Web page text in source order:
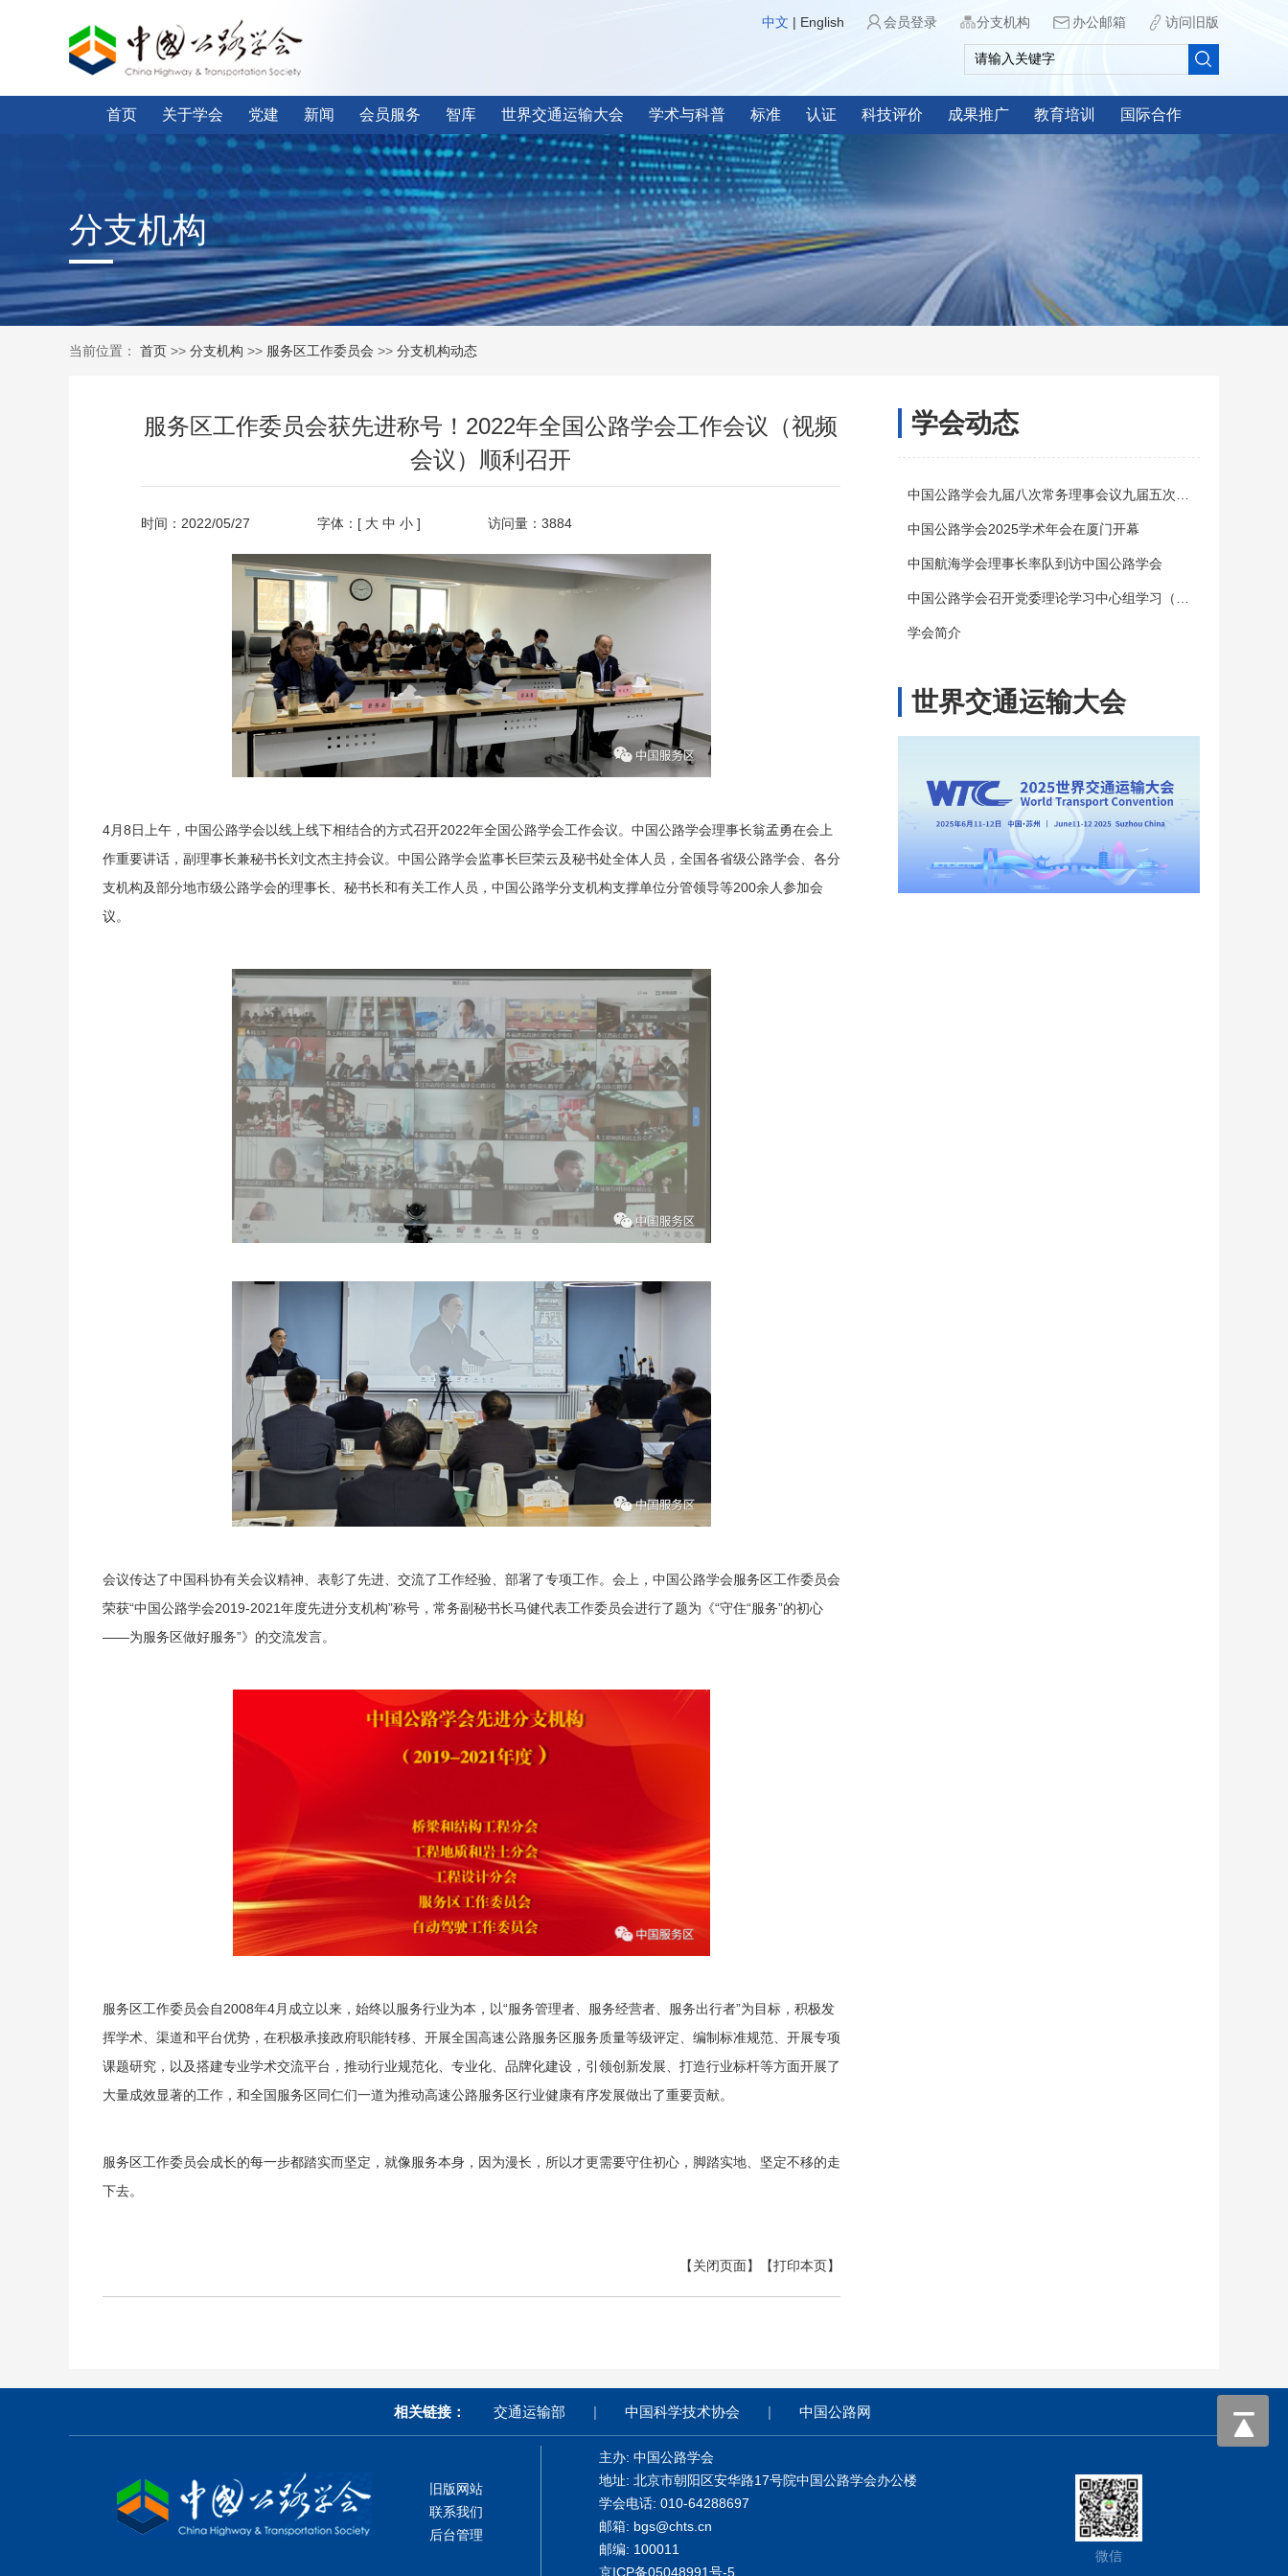
中文 | English 会员登录 分支机构 办公邮箱 访问旧版
首页 关于学会 党建 新闻 会员服务 智库 世界交通运输大会 学术与科普 标准 认证 科技评价 成果推广 教育培训 国际合作
分支机构
当前位置： 首页 >> 分支机构 >> 服务区工作委员会 >> 分支机构动态
服务区工作委员会获先进称号！2022年全国公路学会工作会议（视频
会议）顺利召开
时间：2022/05/27 字体：[ 大 中 小 ] 访问量： 3884
4月8日上午，中国公路学会以线上线下相结合的方式召开2022年全国公路学会工作会议。中国公路学会理事长翁孟勇在会上
作重要讲话，副理事长兼秘书长刘文杰主持会议。中国公路学会监事长巨荣云及秘书处全体人员，全国各省级公路学会、各分
支机构及部分地市级公路学会的理事长、秘书长和有关工作人员，中国公路学分支机构支撑单位分管领导等200余人参加会
议。
会议传达了中国科协有关会议精神、表彰了先进、交流了工作经验、部署了专项工作。会上，中国公路学会服务区工作委员会
荣获“中国公路学会2019-2021年度先进分支机构”称号，常务副秘书长马健代表工作委员会进行了题为《“守住“服务”的初心
——为服务区做好服务”》的交流发言。
服务区工作委员会自2008年4月成立以来，始终以服务行业为本，以“服务管理者、服务经营者、服务出行者”为目标，积极发
挥学术、渠道和平台优势，在积极承接政府职能转移、开展全国高速公路服务区服务质量等级评定、编制标准规范、开展专项
课题研究，以及搭建专业学术交流平台，推动行业规范化、专业化、品牌化建设，引领创新发展、打造行业标杆等方面开展了
大量成效显著的工作，和全国服务区同仁们一道为推动高速公路服务区行业健康有序发展做出了重要贡献。
服务区工作委员会成长的每一步都踏实而坚定，就像服务本身，因为漫长，所以才更需要守住初心，脚踏实地、坚定不移的走
下去。
【打印本页】
【关闭页面】
学会动态
中国公路学会2025学术年会在厦门开幕
中国航海学会理事长率队到访中国公路学会
学会简介
世界交通运输大会
相关链接： 交通运输部 | 中国科学技术协会 | 中国公路网
旧版网站
联系我们
后台管理
主办: 中国公路学会
地址: 北京市朝阳区安华路17号院中国公路学会办公楼
学会电话: 010-64288697
邮箱: bgs@chts.cn
邮编: 100011
京ICP备05048991号-5
微信